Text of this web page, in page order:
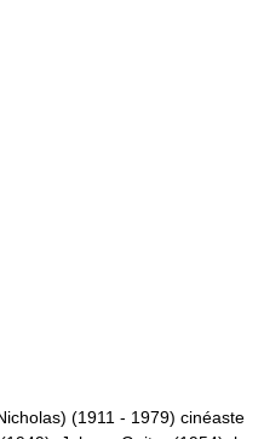
(1911 - 1979) cinéaste